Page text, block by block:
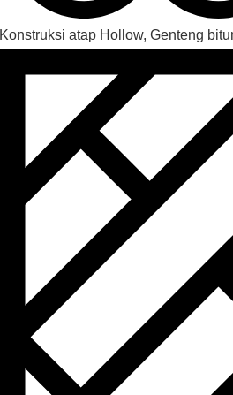
Konstruksi atap Hollow, Genteng